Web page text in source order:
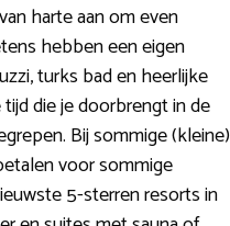
harte aan om even
hebben een eigen
turks bad en heerlijke
die je doorbrengt in de
Bij sommige (kleine)
voor sommige
5-sterren resorts in